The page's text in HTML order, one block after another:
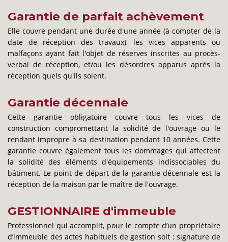
Garantie de parfait achèvement
Elle couvre pendant une durée d'une année (à compter de la
date de réception des travaux), les vices apparents ou
malfaçons ayant fait l'objet de réserves inscrites au procès-
verbal de réception, et/ou les désordres apparus après la
réception quels qu'ils soient.
Garantie décennale
Cette garantie obligatoire couvre tous les vices de
construction compromettant la solidité de l'ouvrage ou le
rendant impropre à sa destination pendant 10 années. Cette
garantie couvre également tous les dommages qui affectent
la solidité des éléments d'équipements indissociables du
bâtiment. Le point de départ de la garantie décennale est la
réception de la maison par le maître de l'ouvrage.
GESTIONNAIRE d'immeuble
Professionnel qui accomplit, pour le compte d’un propriétaire
d’immeuble des actes habituels de gestion soit : signature de